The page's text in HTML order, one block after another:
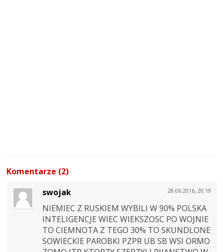
Komentarze (2)
28.06.2016, 20:19
swojak
NIEMIEC Z RUSKIEM WYBILI W 90% POLSKA
INTELIGENCJE WIEC WIEKSZOSC PO WOJNIE
TO CIEMNOTA Z TEGO 30% TO SKUNDLONE
SOWIECKIE PAROBKI PZPR UB SB WSI ORMO